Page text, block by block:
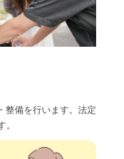
整備を行います。法定